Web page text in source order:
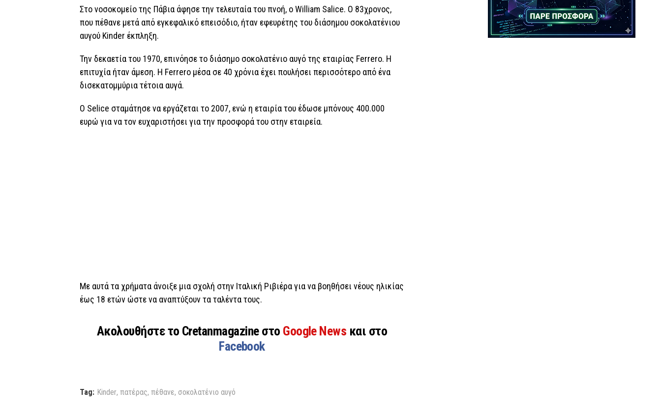
Στο νοσοκομείο της Πάβια άφησε την τελευταία του πνοή, ο William Salice. Ο 83χρονος,
που πέθανε μετά από εγκεφαλικό επεισόδιο, ήταν εφευρέτης του διάσημου σοκολατένιου
αυγού Kinder έκπληξη.
Την δεκαετία του 1970, επινόησε το διάσημο σοκολατένιο αυγό της εταιρίας Ferrero. Η
επιτυχία ήταν άμεση. Η Ferrero μέσα σε 40 χρόνια έχει πουλήσει περισσότερο από ένα
δισεκατομμύρια τέτοια αυγά.
Ο Selice σταμάτησε να εργάζεται το 2007, ενώ η εταιρία του έδωσε μπόνους 400.000
ευρώ για να τον ευχαριστήσει για την προσφορά του στην εταιρεία.
Με αυτά τα χρήματα άνοιξε μια σχολή στην Ιταλική Ριβιέρα για να βοηθήσει νέους ηλικίας
έως 18 ετών ώστε να αναπτύξουν τα ταλέντα τους.
Ακολουθήστε το Cretanmagazine στο Google News και στο
Facebook
Tag: Kinder, πατέρας, πέθανε, σοκολατένιο αυγό